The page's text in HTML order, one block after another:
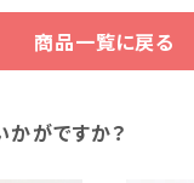
商品一覧に戻る
かがですか？